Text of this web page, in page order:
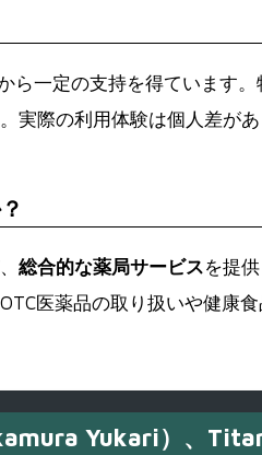
ら一定の支持を得ています。
際の利用体験は個人差が
総合的な薬局サービスを提
医薬品の取り扱いや健康
Yukari）、